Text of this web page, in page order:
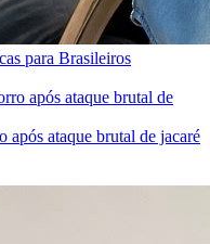
para Brasileiros
após ataque brutal de jacaré